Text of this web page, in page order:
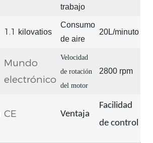
trabajo
1.1 kilovatios
Consumo
de aire
20L/minuto
Mundo
electrónico
Velocidad
de rotación
del motor
2800 rpm
CE Ventaja
Facilidad
de control